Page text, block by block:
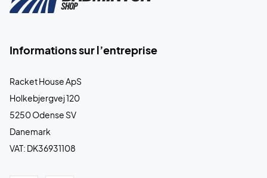
Informations sur l’entreprise
Racket House ApS
Holkebjergvej 120
5250 Odense SV
Danemark
VAT: DK36931108